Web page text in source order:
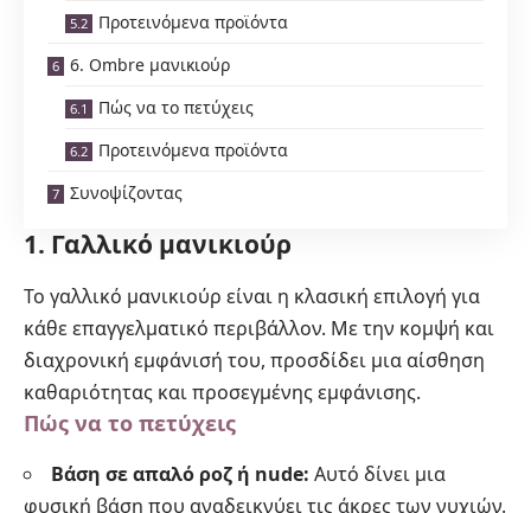
Προτεινόμενα προϊόντα
6. Ombre μανικιούρ
Πώς να το πετύχεις
Προτεινόμενα προϊόντα
Συνοψίζοντας
1. Γαλλικό μανικιούρ
Το γαλλικό μανικιούρ είναι η κλασική επιλογή για
κάθε επαγγελματικό περιβάλλον. Με την κομψή και
διαχρονική εμφάνισή του, προσδίδει μια αίσθηση
καθαριότητας και προσεγμένης εμφάνισης.
Πώς να το πετύχεις
Βάση σε απαλό ροζ ή nude: Αυτό δίνει μια
φυσική βάση που αναδεικνύει τις άκρες των νυχιών.